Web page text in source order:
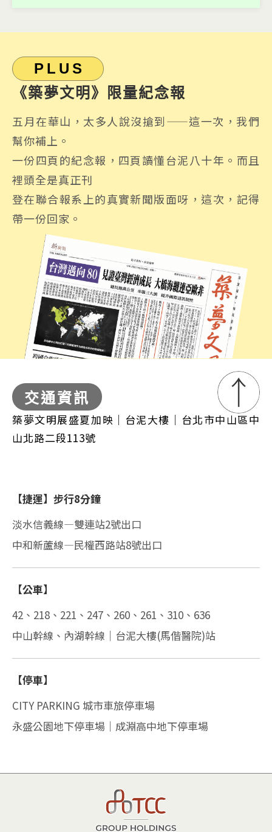
PLUS
《築夢文明》限量紀念報
五月在華山，太多人說沒搶到——這一次，我們
幫你補上。
一份四頁的紀念報，四頁讀懂台泥八十年。而且
裡頭全是真正刊
登在聯合報系上的真實新聞版面呀，這次，記得
帶一份回家。
交通資訊
築夢文明展盛夏加映｜台泥大樓｜台北市中山區中
山北路二段113號
【捷運】步行8分鐘
淡水信義線—雙連站2號出口
中和新蘆線—民權西路站8號出口
【公車】
42、218、221、247、260、261、310、636
中山幹線、內湖幹線｜台泥大樓(馬偕醫院)站
【停車】
CITY PARKING 城市車旅停車場
永盛公園地下停車場｜成淵高中地下停車場